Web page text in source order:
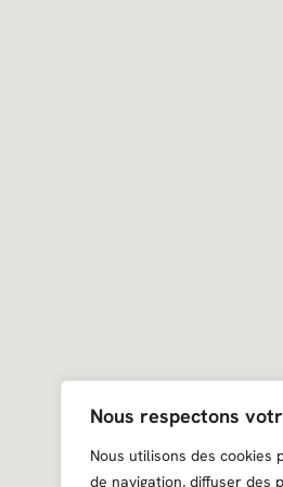
Nous respectons
Nous utilisons des
de navigation, diffuser des